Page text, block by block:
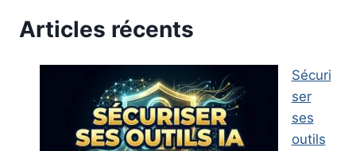
Articles récents
Sécuri
ser
ses
outils